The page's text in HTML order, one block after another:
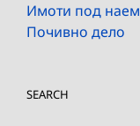
Имоти под наем
Почивно дело
SEARCH